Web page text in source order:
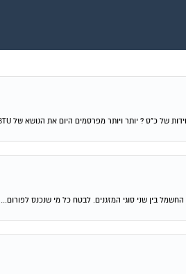
בין שני סוגי המזגנים. לבטח כל מי שנכנס לפורום...